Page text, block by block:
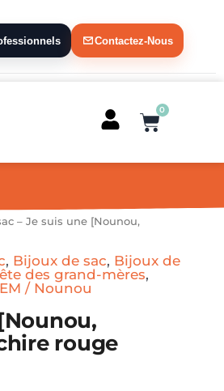
Contactez-Nous
0
Panier
– Je suis une [Nounou,
, Bijoux de sac, Bijoux de
des grand-mères,
/ Nounou
rouge